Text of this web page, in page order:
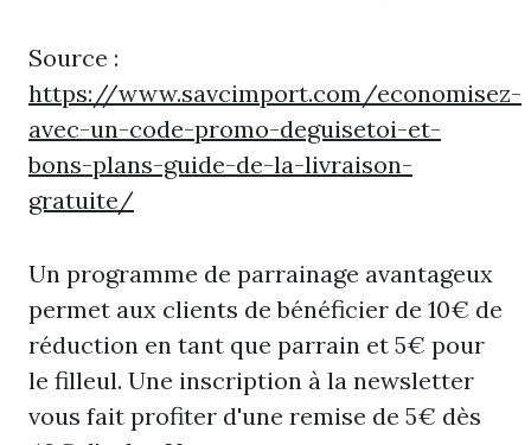
Source :
https://www.savcimport.com/economisez-
avec-un-code-promo-deguisetoi-et-
bons-plans-guide-de-la-livraison-
gratuite/
Un programme de parrainage avantageux
permet aux clients de bénéficier de 10€ de
réduction en tant que parrain et 5€ pour
le filleul. Une inscription à la newsletter
vous fait profiter d'une remise de 5€ dès